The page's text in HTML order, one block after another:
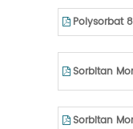
Polysorbat
Sorbitan
Sorbitan